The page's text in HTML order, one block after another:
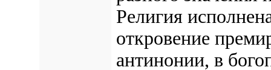
Религия
откровение
антинонии, в